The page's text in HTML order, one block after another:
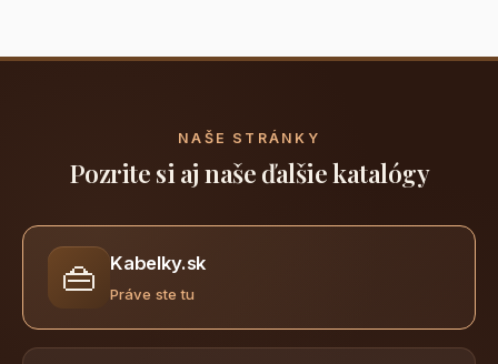
NAŠE STRÁNKY
Pozrite si aj naše ďalšie katalógy
👜 Kabelky.sk
Práve ste tu